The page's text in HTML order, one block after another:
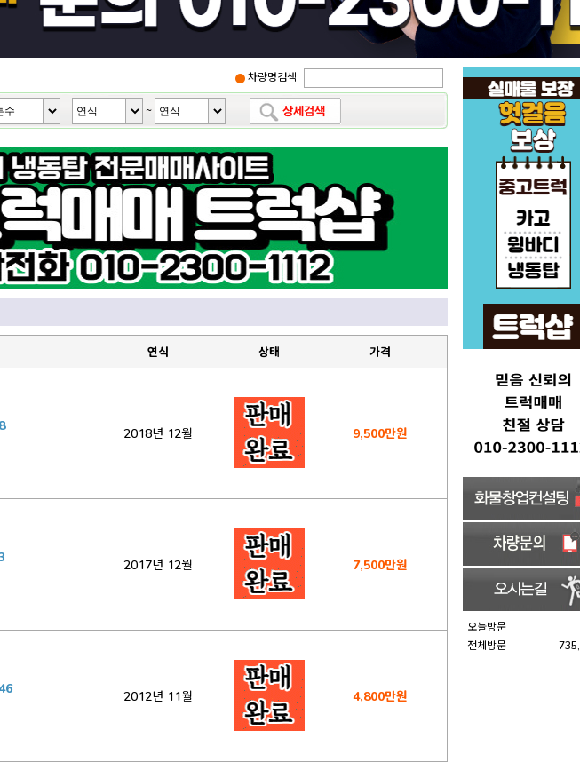
차량명검색
~
오늘방문
전체방문
연식 상태 가격
2018년 12월 9,500만원
2017년 12월 7,500만원
2012년 11월 4,800만원